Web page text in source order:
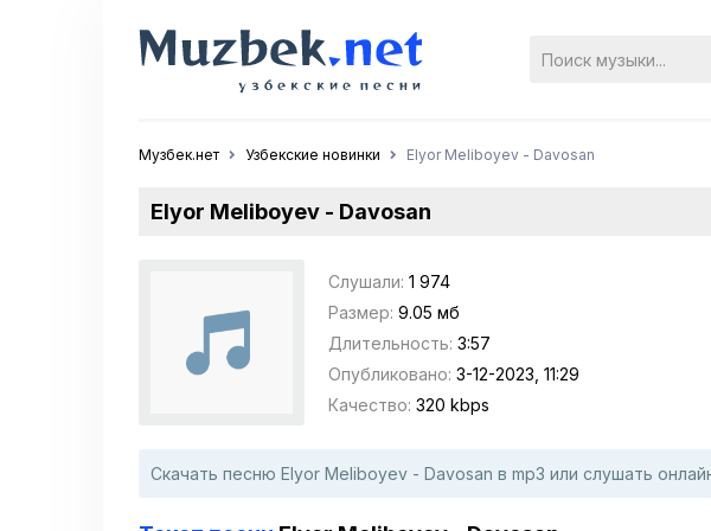
Музбек.нет Узбекские новинки Elyor Meliboyev - Davosan
Elyor Meliboyev - Davosan
Слушали: 1 974
Размер: 9.05 мб
Длительность: 3:57
Опубликовано: 3-12-2023, 11:29
Качество: 320 kbps
Скачать песню Elyor Meliboyev - Davosan в mp3 или слушать